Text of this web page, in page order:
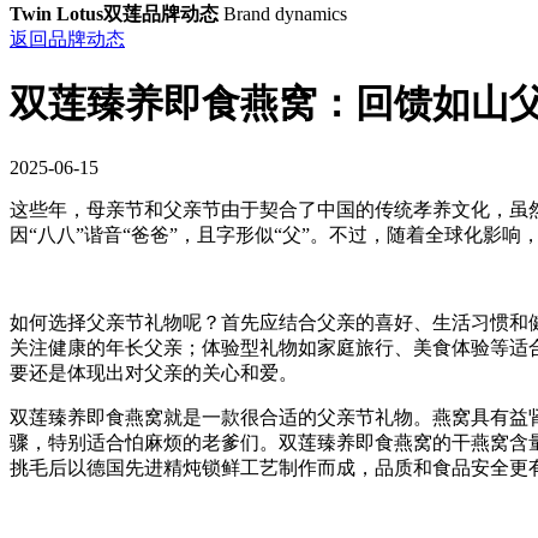
Twin Lotus双莲品牌动态 Brand dynamics
返回品牌动态
双莲臻养即食燕窝：回馈如山
2025-06-15
这些年，母亲节和父亲节由于契合了中国的传统孝养文化，
因“八八”谐音“爸爸”，且字形似“父”。不过，随着全球化影
如何选择父亲节礼物呢？首先应结合父亲的喜好、生活习惯
关注健康的年长父亲；体验型礼物如家庭旅行、美食体验等
要还是体现出对父亲的关心和爱。
双莲臻养即食燕窝就是一款很合适的父亲节礼物。燕窝具有
骤，特别适合怕麻烦的老爹们。双莲臻养即食燕窝的干燕窝
挑毛后以德国先进精炖锁鲜工艺制作而成，品质和食品安全